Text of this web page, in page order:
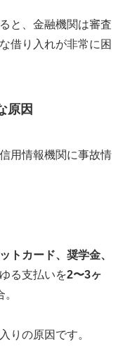
と、金融機関は審査
借り入れが非常に困
原因
用情報機関に事故情
トカード、奨学金、
る支払いを2〜3ヶ
りの原因です。